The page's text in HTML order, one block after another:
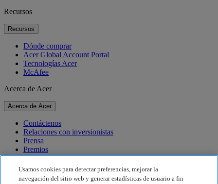
Recursos
Recursos
Dónde comprar
Acer Global Account Portal
Tecnologías Acer
McAfee
Acerca de Acer
Acerca de Acer
Contáctenos
Relaciones con inversionistas
Prensa
Premios
Eventos
Sostenibilidad
Usamos cookies para detectar preferencias, mejorar la
navegación del sitio web y generar estadísticas de usuario a fin